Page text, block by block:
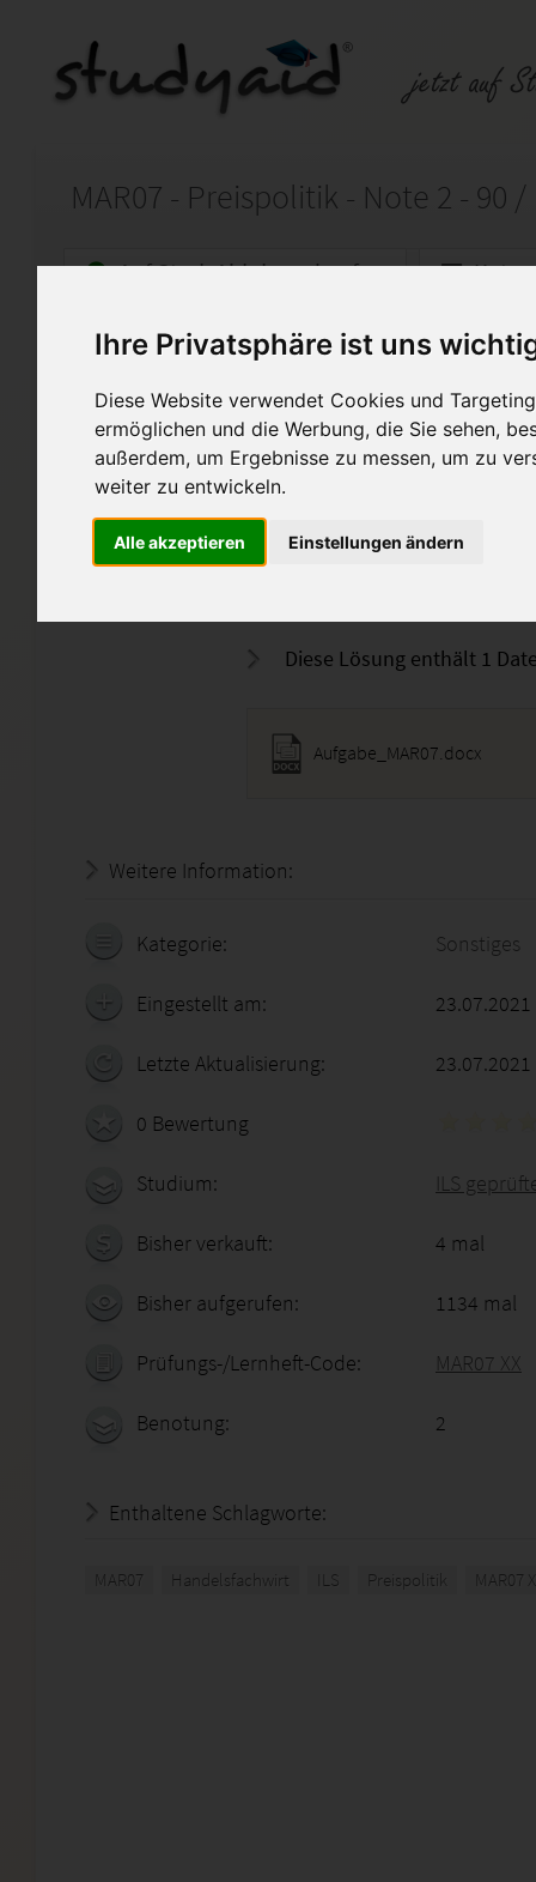
Ihre Privatsphäre ist uns
Diese Website verwendet Cookies und
ermöglichen und die Werbung, die Sie sehen,
außerdem, um Ergebnisse zu messen, um zu
weiter zu entwickeln.
Alle akzeptieren Einstellungen ändern
Auf StudyAid.de verkaufen
Startseite Sonstiges
Preispolitik
Ich biete hier meine
(IHK).
Bewertet wurde sie mit der
Meine Lösungen sollen nur
Diese Lösung enthält 1
Aufgabe_MAR07.docx
Weitere Information:
Kategorie: Sonstiges
Eingestellt am:
Letzte Aktualisierung: 23.07.2021
0 Bewertung
Studium: ILS
Bisher verkauft: 4 mal
Bisher aufgerufen: 1134 mal
Prüfungs-/Lernheft-Code: MAR07 XX
Benotung: 2
Enthaltene Schlagworte:
MAR07 Handelsfachwirt ILS Preispolitik MAR07